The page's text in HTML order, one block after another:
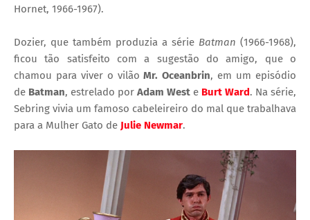
Hornet, 1966-1967).
Dozier, que também produzia a série Batman (1966-1968),
ficou tão satisfeito com a sugestão do amigo, que o
chamou para viver o vilãoMr. Oceanbrin, em um episódio
de Batman, estrelado por Adam West e Burt Ward. Na série,
Sebring vivia um famoso cabeleireiro do mal que trabalhava
para a Mulher Gato de Julie Newmar.